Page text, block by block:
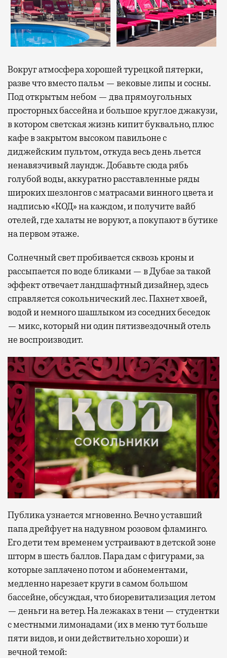
Вокруг атмосфера хорошей турецкой пятерки,
разве что вместо пальм — вековые липы и сосны.
Под открытым небом — два прямоугольных
просторных бассейна и большое круглое джакузи,
в котором светская жизнь кипит буквально, плюс
кафе в закрытом высоком павильоне с
диджейским пультом, откуда весь день льется
ненавязчивый лаундж. Добавьте сюда рябь
голубой воды, аккуратно расставленные ряды
широких шезлонгов с матрасами винного цвета и
надписью «КОД» на каждом, и получите вайб
отелей, где халаты не воруют, а покупают в бутике
на первом этаже.
Солнечный свет пробивается сквозь кроны и
рассыпается по воде бликами — в Дубае за такой
эффект отвечает ландшафтный дизайнер, здесь
справляется сокольнический лес. Пахнет хвоей,
водой и немного шашлыком из соседних беседок
— микс, который ни один пятизвездочный отель
не воспроизводит.
Публика узнается мгновенно. Вечно уставший
папа дрейфует на надувном розовом фламинго.
Его дети тем временем устраивают в детской зоне
шторм в шесть баллов. Пара дам с фигурами, за
которые заплачено потом и абонементами,
медленно нарезает круги в самом большом
бассейне, обсуждая, что биоревитализация летом
— деньги на ветер. На лежаках в тени — студентки
с местными лимонадами (их в меню тут больше
пяти видов, и они действительно хороши) и
вечной темой: